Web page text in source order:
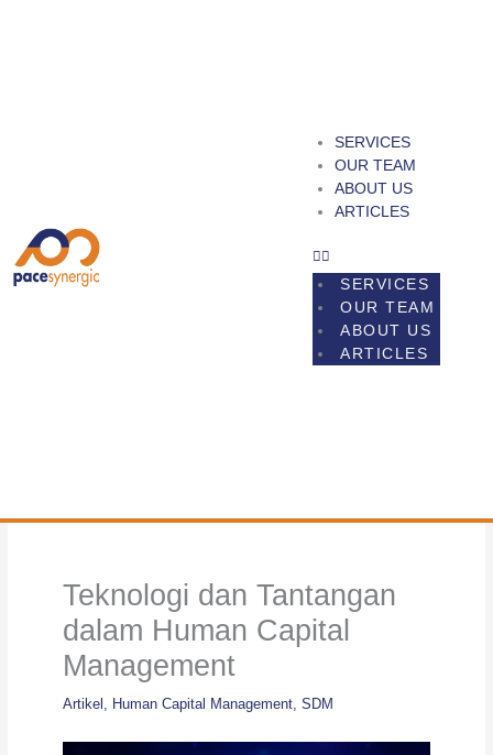
SERVICES
OUR TEAM
ABOUT US
ARTICLES
SERVICES
OUR TEAM
ABOUT US
ARTICLES
Teknologi dan Tantangan
dalam Human Capital
Management
Artikel Human Capital Management, SDM